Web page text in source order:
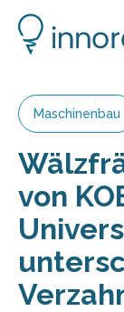
Maschinenbau
von